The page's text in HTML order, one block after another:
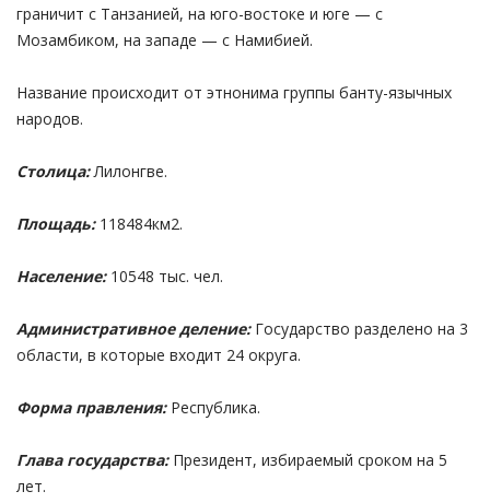
граничит с Танзанией, на юго-востоке и юге — с
Мозамбиком, на западе — с Намибией.
Название происходит от этнонима группы банту-язычных
народов.
Столица:Лилонгве.
Площадь:118484км2.
Население:10548 тыс. чел.
Административное деление: Государство разделено на 3
области, в которые входит 24 округа.
Форма правления:Республика.
Глава государства:Президент, избираемый сроком на 5
лет.